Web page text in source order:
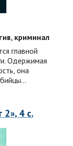
криминал
главной
Одержимая
она
4 с.